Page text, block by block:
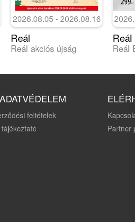
2026.08.05 - 2026.08.16
Reál
Reál akciós újság
Reál
feltételek
Partner